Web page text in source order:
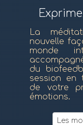
La
nouvelle
monde
du
session en
de votre
émotions.
Les